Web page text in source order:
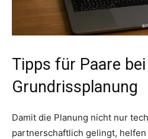
Tipps für Paare
Grundrissplanung
Damit die Planung nicht nur
partnerschaftlich gelingt,